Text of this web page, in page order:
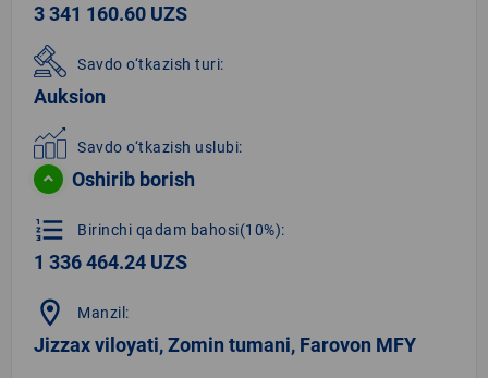
3 341 160.60 UZS
Savdo o‘tkazish turi:
Auksion
Savdo o‘tkazish uslubi:
Oshirib borish
format_list_numbered Birinchi qadam bahosi(10%):
1 336 464.24 UZS
location_on Manzil:
Jizzax viloyati, Zomin tumani, Farovon MFY